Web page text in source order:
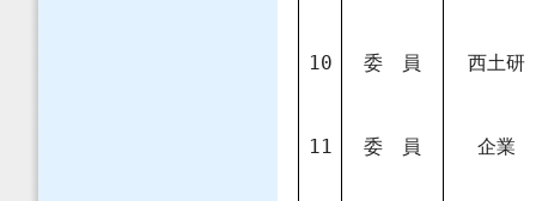
10 委 員 西土研
11 委 員 企業